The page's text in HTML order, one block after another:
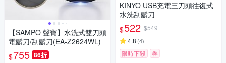
【SAMPO 聲寶】水洗式雙刀頭
電鬍刀/刮鬍刀(EA-Z2624WL)
$755 86折
KINYO USB充電三刀頭往復式
水洗刮鬍刀
$522 $549
4.8 (4)
限時下殺 券